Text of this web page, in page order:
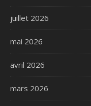
juillet 2026
mai 2026
avril 2026
mars 2026